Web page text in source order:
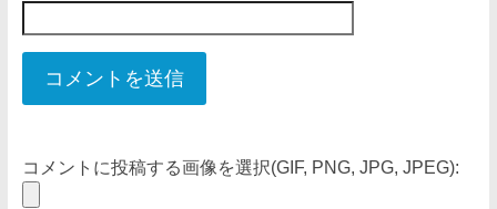
コメントに投稿する画像を選択(GIF, PNG, JPG, JPEG):